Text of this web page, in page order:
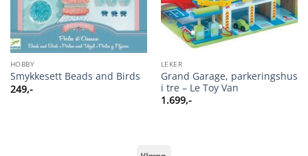
HOBBY
Smykkesett Beads and Birds
249,-
LEKER
Grand Garage, parkeringshus
i tre – Le Toy Van
1.699,-